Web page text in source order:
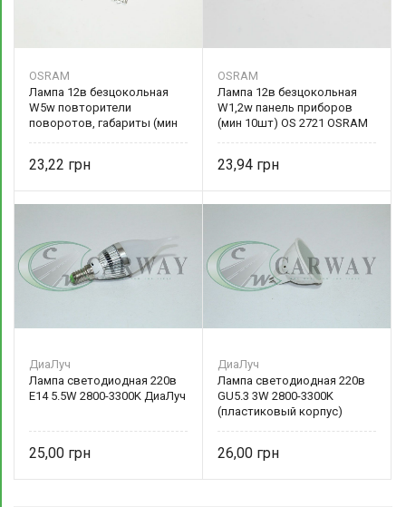
OSRAM
Лампа 12в безцокольная
W5w повторители
поворотов, габариты (мин
23,22
OSRAM
Лампа 12в безцокольная
W1,2w панель приборов
(мин 10шт) OS 2721 OSRAM
23,94
ДиаЛуч
Лампа светодиодная 220в
E14 5.5W 2800-3300K ДиаЛуч
25,00
ДиаЛуч
Лампа светодиодная 220в
GU5.3 3W 2800-3300K
(пластиковый корпус)
26,00